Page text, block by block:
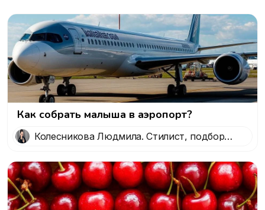
Как собрать малыша в аэропорт?
Колесникова Людмила. Стилист, подбор